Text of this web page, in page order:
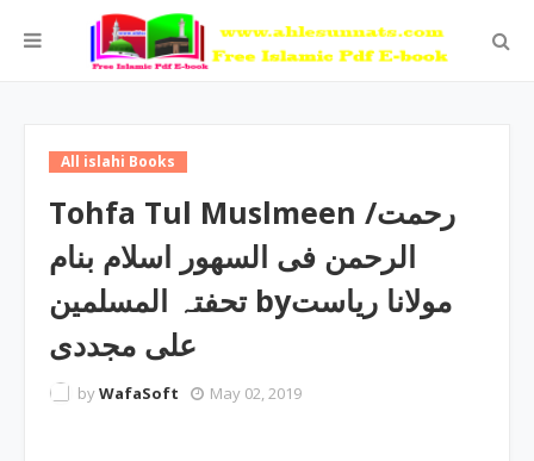
All islahi Books
Tohfa Tul Muslmeen /رحمت
الرحمن فی السھور اسلام بنام
تحفتہ المسلمین byمولانا ریاست
علی مجددی
byWafaSoft May 02, 2019